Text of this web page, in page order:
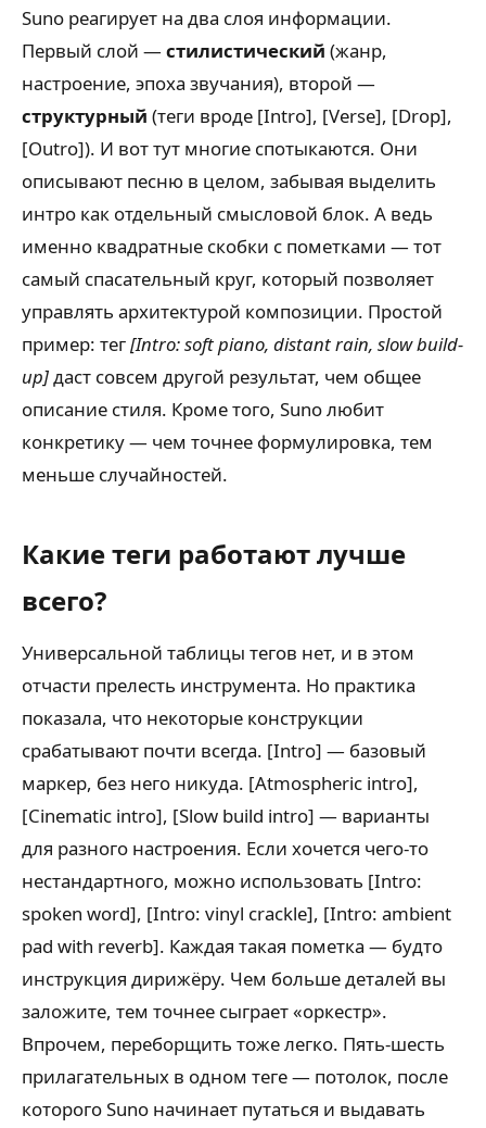
Suno реагирует на два слоя информации.
Первый слой —стилистический (жанр,
настроение, эпоха звучания), второй —
структурный (теги вроде [Intro], [Verse], [Drop],
[Outro]). И вот тут многие спотыкаются. Они
описывают песню в целом, забывая выделить
интро как отдельный смысловой блок. А ведь
именно квадратные скобки с пометками — тот
самый спасательный круг, который позволяет
управлять архитектурой композиции. Простой
пример: тег[Intro: soft piano, distant rain, slow build-
up]даст совсем другой результат, чем общее
описание стиля. Кроме того, Suno любит
конкретику — чем точнее формулировка, тем
меньше случайностей.
Какие теги работают лучше
всего?
Универсальной таблицы тегов нет, и в этом
отчасти прелесть инструмента. Но практика
показала, что некоторые конструкции
срабатывают почти всегда. [Intro] — базовый
маркер, без него никуда. [Atmospheric intro],
[Cinematic intro], [Slow build intro] — варианты
для разного настроения. Если хочется чего-то
нестандартного, можно использовать [Intro:
spoken word], [Intro: vinyl crackle], [Intro: ambient
pad with reverb]. Каждая такая пометка — будто
инструкция дирижёру. Чем больше деталей вы
заложите, тем точнее сыграет «оркестр».
Впрочем, переборщить тоже легко. Пять-шесть
прилагательных в одном теге — потолок, после
которого Suno начинает путаться и выдавать